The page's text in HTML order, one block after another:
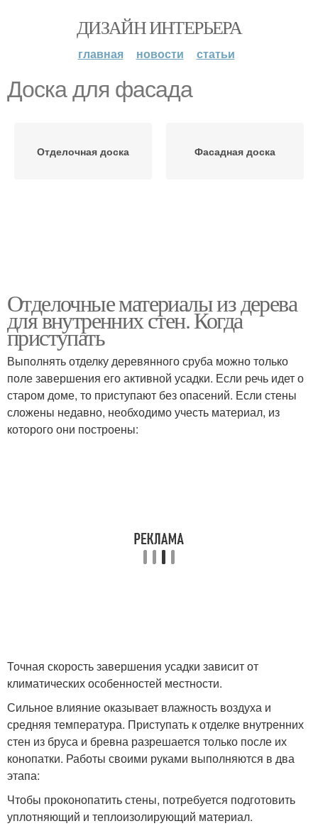
ДИЗАЙН ИНТЕРЬЕРА
главная новости статьи
Доска для фасада
Отделочная доска Фасадная доска
Отделочные материалы из дерева
для внутренних стен. Когда
приступать
Выполнять отделку деревянного сруба можно только
поле завершения его активной усадки. Если речь идет о
старом доме, то приступают без опасений. Если стены
сложены недавно, необходимо учесть материал, из
которого они построены:
Точная скорость завершения усадки зависит от
климатических особенностей местности.
Сильное влияние оказывает влажность воздуха и
средняя температура. Приступать к отделке внутренних
стен из бруса и бревна разрешается только после их
конопатки. Работы своими руками выполняются в два
этапа:
Чтобы проконопатить стены, потребуется подготовить
уплотняющий и теплоизолирующий материал.